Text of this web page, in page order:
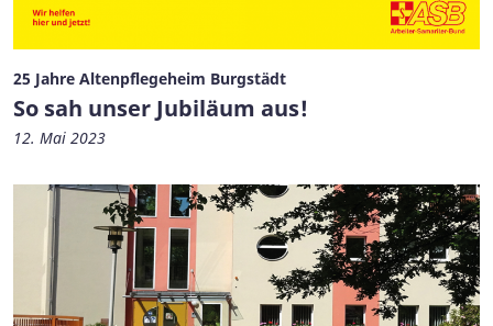
25 Jahre Altenpflegeheim Burgstädt
So sah unser Jubiläum aus!
12. Mai 2023